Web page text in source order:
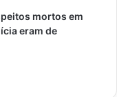
mortos em
eram de